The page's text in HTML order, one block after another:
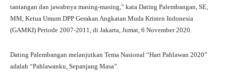
tantangan dan jawabnya masing-masing,” kata Dating Palembangan, SE,
MM, Ketua Umum DPP Gerakan Angkatan Muda Kristen Indonesia
(GAMKI) Periode 2007-2011, di Jakarta, Jumat, 6 November 2020.
Dating Palembangan melanjutkan Tema Nasional “Hari Pahlawan 2020”
adalah “Pahlawanku, Sepanjang Masa”.